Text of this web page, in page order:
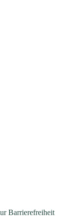
Barrierefreiheit